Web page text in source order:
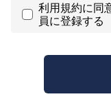
利用規約に同
員に登録する